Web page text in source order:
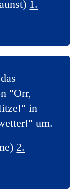
1.
"Orr,
in
um.
2.